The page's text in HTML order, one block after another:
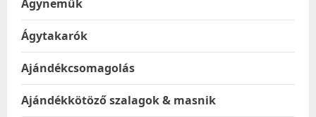
Ágyneműk
Ágytakarók
Ajándékcsomagolás
Ajándékkötöző szalagok & masnik